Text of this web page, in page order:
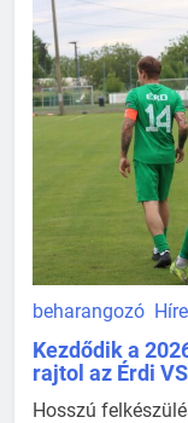
beharangozó
Kezdődik a
rajtol az Érdi
Hosszú